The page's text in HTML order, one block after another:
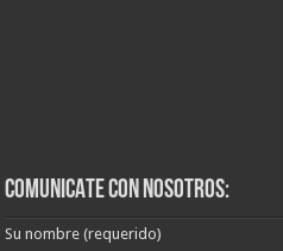
COMUNICATE CON NOSOTROS:
Su nombre (requerido)